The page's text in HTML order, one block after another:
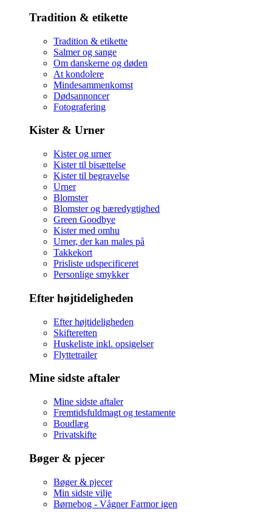
Tradition & etikette
Tradition & etikette
Salmer og sange
Om danskerne og døden
At kondolere
Mindesammenkomst
Dødsannoncer
Fotografering
Kister & Urner
Kister og urner
Kister til bisættelse
Kister til begravelse
Urner
Blomster
Blomster og bæredygtighed
Green Goodbye
Kister med omhu
Urner, der kan males på
Takkekort
Prisliste udspecificeret
Personlige smykker
Efter højtideligheden
Efter højtideligheden
Skifteretten
Huskeliste inkl. opsigelser
Flyttetrailer
Mine sidste aftaler
Mine sidste aftaler
Fremtidsfuldmagt og testamente
Boudlæg
Privatskifte
Bøger & pjecer
Bøger & pjecer
Min sidste vilje
Børnebog - Vågner Farmor igen